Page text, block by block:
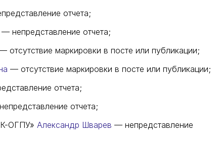
отчета;
— непредставление отчета;
отсутствие маркировки в посте или публикации;
— отсутствие маркировки в посте или публикации;
отчета;
отчета;
ОГПУ» Александр Шварев — непредставление